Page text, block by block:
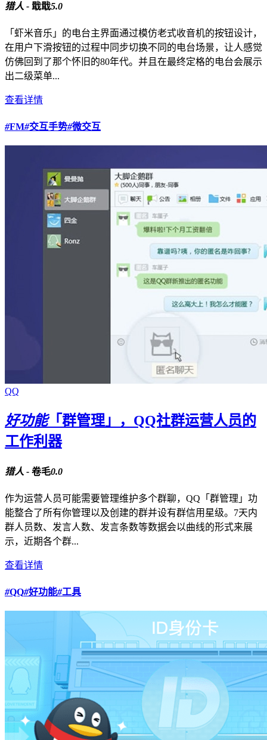
猎人 - 戢戢5.0
「虾米音乐」的电台主界面通过模仿老式收音机的按钮设计，
在用户下滑按钮的过程中同步切换不同的电台场景，让人感觉
仿佛回到了那个怀旧的80年代。并且在最终定格的电台会展示
出二级菜单...
查看详情
#FM#交互手势#微交互
QQ
好功能「群管理」，QQ社群运营人员的
工作利器
猎人 - 卷毛0.0
作为运营人员可能需要管理维护多个群聊，QQ「群管理」功
能整合了所有你管理以及创建的群并设有群信用星级。7天内
群人员数、发言人数、发言条数等数据会以曲线的形式来展
示，近期各个群...
查看详情
#QQ#好功能#工具